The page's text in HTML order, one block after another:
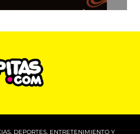
DEPORTES, ENTRETENIMIENTO Y